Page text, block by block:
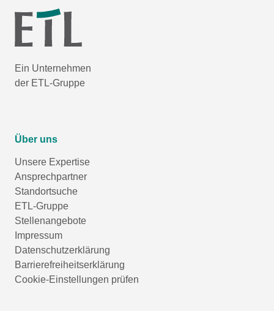
Ein Unternehmen
der ETL-Gruppe
Über uns
Unsere Expertise
Ansprechpartner
Standortsuche
ETL-Gruppe
Stellenangebote
Impressum
Datenschutzerklärung
Barrierefreiheitserklärung
Cookie-Einstellungen prüfen